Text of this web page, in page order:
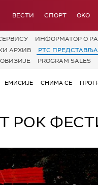
ВЕСТИ СПОРТ OKO
ИНФОРМАТОР О
АРХИВ
РТС ПРЕДСТАВЉА
PROGRAM SALES
ЕМИСИЈЕ СНИМА СЕ
РОК